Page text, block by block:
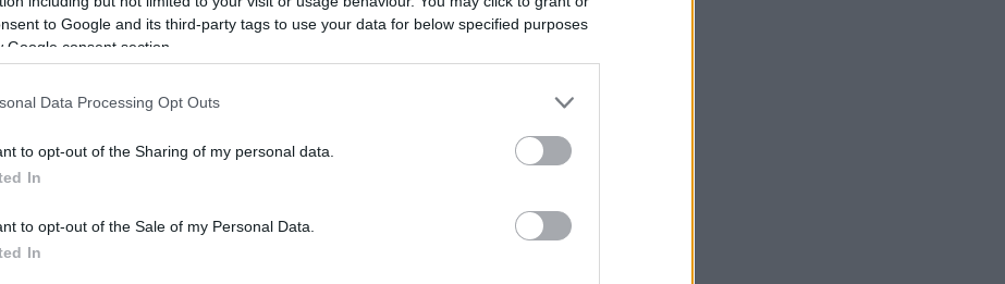
to Google and its third-party tags to use your data for below specified purposes
Google consent section.
Data Processing Opt Outs
to opt-out of the Sharing of my personal data.
In
to opt-out of the Sale of my Personal Data.
In